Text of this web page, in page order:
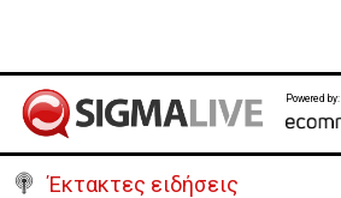
Powered by:
Έκτακτες ειδήσεις